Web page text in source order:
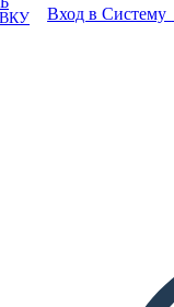
Вход в Систему